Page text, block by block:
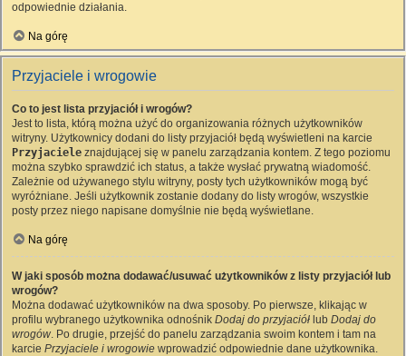
odpowiednie działania.
Na górę
Przyjaciele i wrogowie
Co to jest lista przyjaciół i wrogów?
Jest to lista, którą można użyć do organizowania różnych użytkowników
witryny. Użytkownicy dodani do listy przyjaciół będą wyświetleni na karcie
Przyjaciele znajdującej się w panelu zarządzania kontem. Z tego poziomu
można szybko sprawdzić ich status, a także wysłać prywatną wiadomość.
Zależnie od używanego stylu witryny, posty tych użytkowników mogą być
wyróżniane. Jeśli użytkownik zostanie dodany do listy wrogów, wszystkie
posty przez niego napisane domyślnie nie będą wyświetlane.
Na górę
W jaki sposób można dodawać/usuwać użytkowników z listy przyjaciół lub
wrogów?
Można dodawać użytkowników na dwa sposoby. Po pierwsze, klikając w
profilu wybranego użytkownika odnośnik Dodaj do przyjaciół lub Dodaj do
wrogów. Po drugie, przejść do panelu zarządzania swoim kontem i tam na
karcie Przyjaciele i wrogowie wprowadzić odpowiednie dane użytkownika.